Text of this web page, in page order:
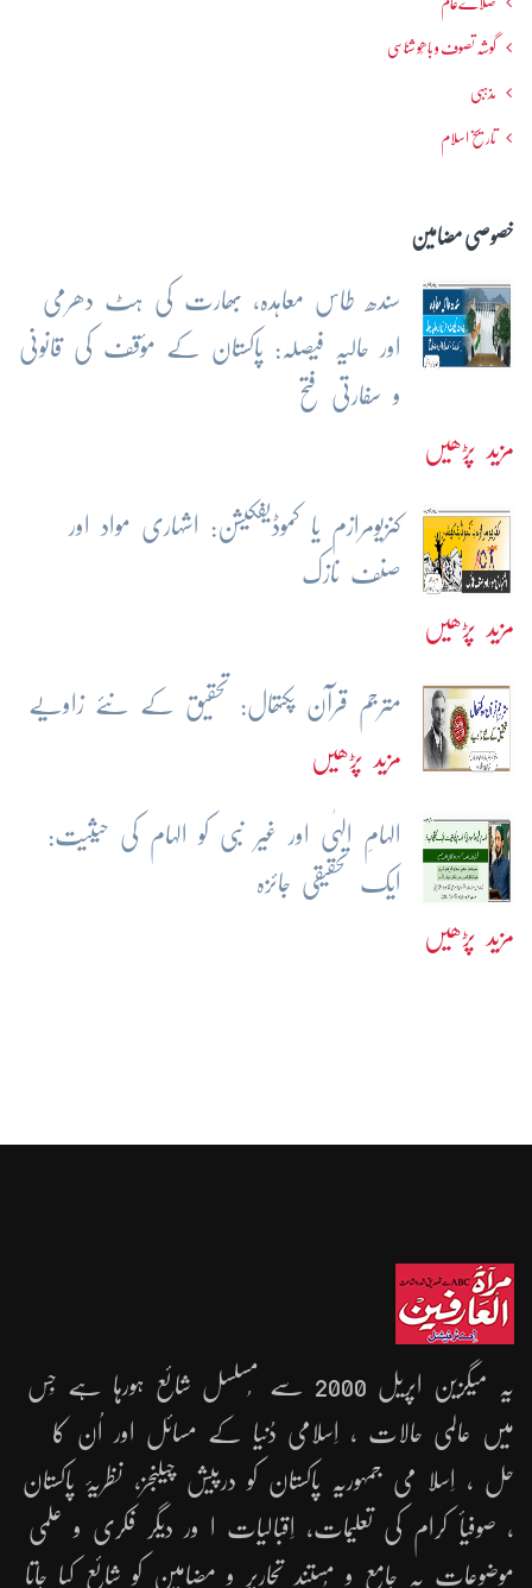
گوشہ تصوف و باھُو شناسی
مذہبی
تاریخ اسلام
خصوصی مضامین
سندھ طاس معاہدہ، بھارت کی ہٹ دھرمی
اور حالیہ فیصلہ: پاکستان کے مؤقف کی قانونی
و سفارتی فتح
مزید پڑھیں
کنزیومرازم یا کموڈیفکیشن: اشہاری مواد اور
صنف نازک
مزید پڑھیں
مترجم قرآن پکتھال: تحقیق کے نئے زاویے
مزید پڑھیں
الہامِ الہٰی اور غیر نبی کو الہام کی حیثیت:
ایک تحقیقی جائزہ
مزید پڑھیں
یہ میگزین اپریل 2000 سے مُسلسل شائع ہورہا ہے جِس
میں عالمی حالات ، اِسلامی دُنیا کے مسائل اور اُن کا
حل ، اِسلا می جمہوریّہ پاکستان کو درپیش چیلنجز، نظریۂ پاکستان
، صوفیأ کرام کی تعلیمات، اِقبالیات ا ور دیگر فکری و علمی
موضوعات پہ جامع و مُستند تحاریر و مضامین کو شائع کیا جاتا